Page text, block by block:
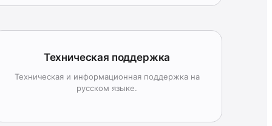
Техническая поддержка
Техническая и информационная поддержка на
русском языке.